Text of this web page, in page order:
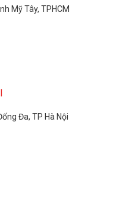
Mỹ Tây, TPHCM
Đa, TP Hà Nội